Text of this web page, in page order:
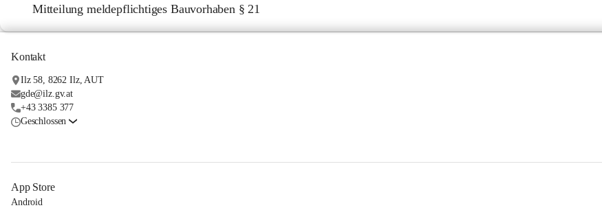
Mitteilung meldepflichtiges Bauvorhaben § 21
Kontakt
Ilz 58, 8262 Ilz, AUT
gde@ilz.gv.at
+43 3385 377
Geschlossen
App Store
Android